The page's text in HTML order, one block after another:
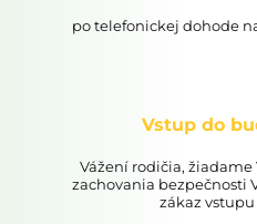
po telefonickej dohode
Vstup do
Vážení rodičia, žiadame
zachovania bezpečnosti
zákaz